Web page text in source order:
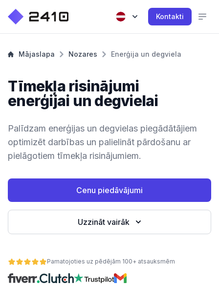
Kontakti
Mājaslapa Nozares Enerģija un degviela
Tīmekļa risinājumi
enerģijai un degvielai
Palīdzam enerģijas un degvielas piegādātājiem
optimizēt darbības un palielināt pārdošanu ar
pielāgotiem tīmekļa risinājumiem.
Cenu piedāvājumi
Uzzināt vairāk
Pamatojoties uz pēdējām 100+ atsauksmēm